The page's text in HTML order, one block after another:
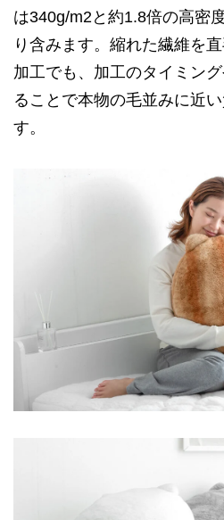
は340g/m2と約1.8倍の高密
り含みます。縮れた繊維を
加工でも、加工のタイミン
ることで本物の毛並みに近
す。